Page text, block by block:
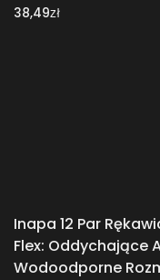
38,49zł
Inapa 12 Par
Flex: Oddychające
Wodoodporne